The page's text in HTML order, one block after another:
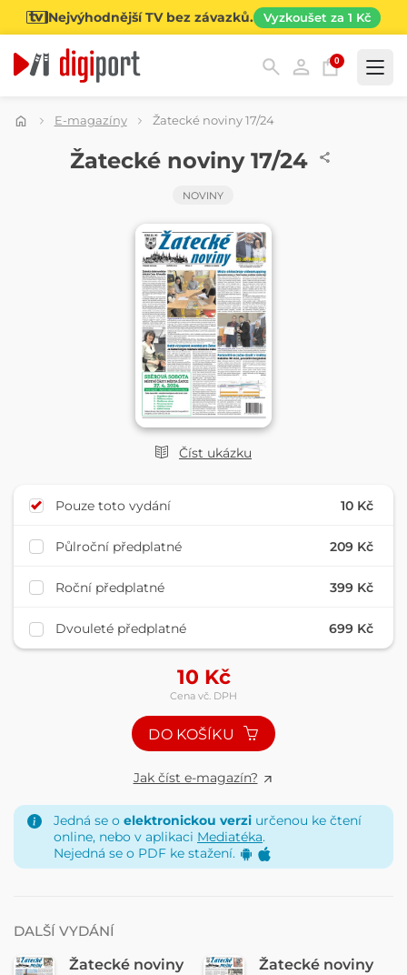
Nejvýhodnější TV bez závazků. Vyzkoušet za 1 Kč
0
Kategorie
E-magazíny Žatecké noviny 17/24
Číst ukázku
Žatecké noviny 17/24
NOVINY
Pouze toto vydání 10 Kč
Půlroční předplatné 209 Kč
Roční předplatné 399 Kč
Dvouleté předplatné 699 Kč
10 Kč
Cena vč. DPH
DO KOŠÍKU
Jak číst e-magazín?
Jedná se o elektronickou verzi určenou ke čtení
online, nebo v aplikaci Mediatéka.
Nejedná se o PDF ke stažení.
DALŠÍ VYDÁNÍ
Žatecké noviny
Žatecké noviny